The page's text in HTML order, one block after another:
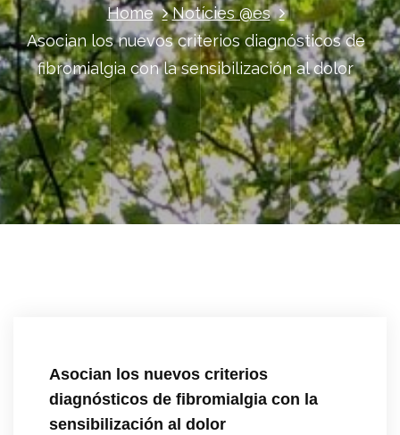
Home
Notícies @es
Asocian los nuevos criterios diagnósticos de
fibromialgia con la sensibilización al dolor
Asocian los nuevos criterios
diagnósticos de fibromialgia con la
sensibilización al dolor